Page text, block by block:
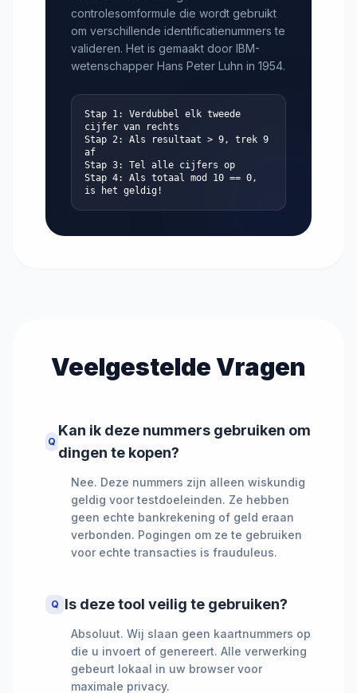
controlesomformule die wordt gebruikt
om verschillende identificatienummers te
valideren. Het is gemaakt door IBM-
wetenschapper Hans Peter Luhn in 1954.
Stap 1: Verdubbel elk tweede
cijfer van rechts
Stap 2: Als resultaat > 9, trek 9
af
Stap 3: Tel alle cijfers op
Stap 4: Als totaal mod 10 == 0,
is het geldig!
Veelgestelde Vragen
Q
Kan ik deze nummers gebruiken om
dingen te kopen?
Nee. Deze nummers zijn alleen wiskundig
geldig voor testdoeleinden. Ze hebben
geen echte bankrekening of geld eraan
verbonden. Pogingen om ze te gebruiken
voor echte transacties is frauduleus.
Q Is deze tool veilig te gebruiken?
Absoluut. Wij slaan geen kaartnummers op
die u invoert of genereert. Alle verwerking
gebeurt lokaal in uw browser voor
maximale privacy.